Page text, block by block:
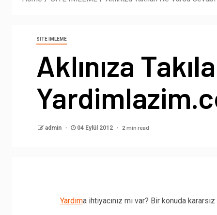
SITE IMLEME
Aklınıza
admin 04 Eylül 2012 2 min read
Yardıma ihtiyacınız mı var? Bir konuda kararsız